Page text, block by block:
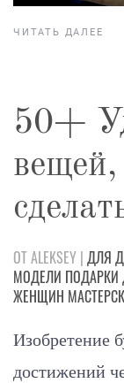
ЧИТАТЬ ДАЛЕЕ
50+
ОТ ALEKSEY | ДЛЯ
МОДЕЛИ ПОДАРКИ
ЖЕНЩИН
Изобретение
достижений